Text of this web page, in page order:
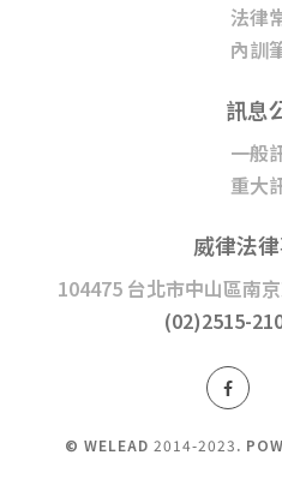
法律
內訓
訊息
一般
重大
威律法
104475 台北市中山區南
(02)2515-
© WELEAD 2014-2023.